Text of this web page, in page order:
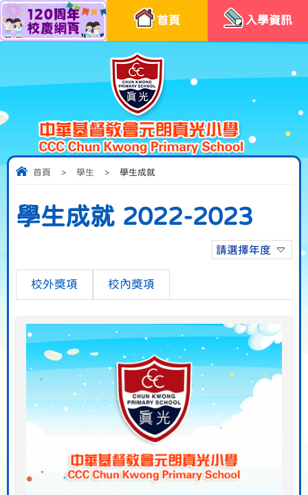
首頁 入學資訊
首頁 > 學生 > 學生成就
學生成就 2022-2023
請選擇年度
校外獎項 校內獎項